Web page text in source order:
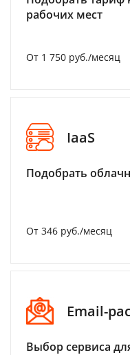
рабочих мест
От 1 750 руб./месяц
IaaS
Подобрать
От 346 руб./месяц
Email-
Выбор сервиса